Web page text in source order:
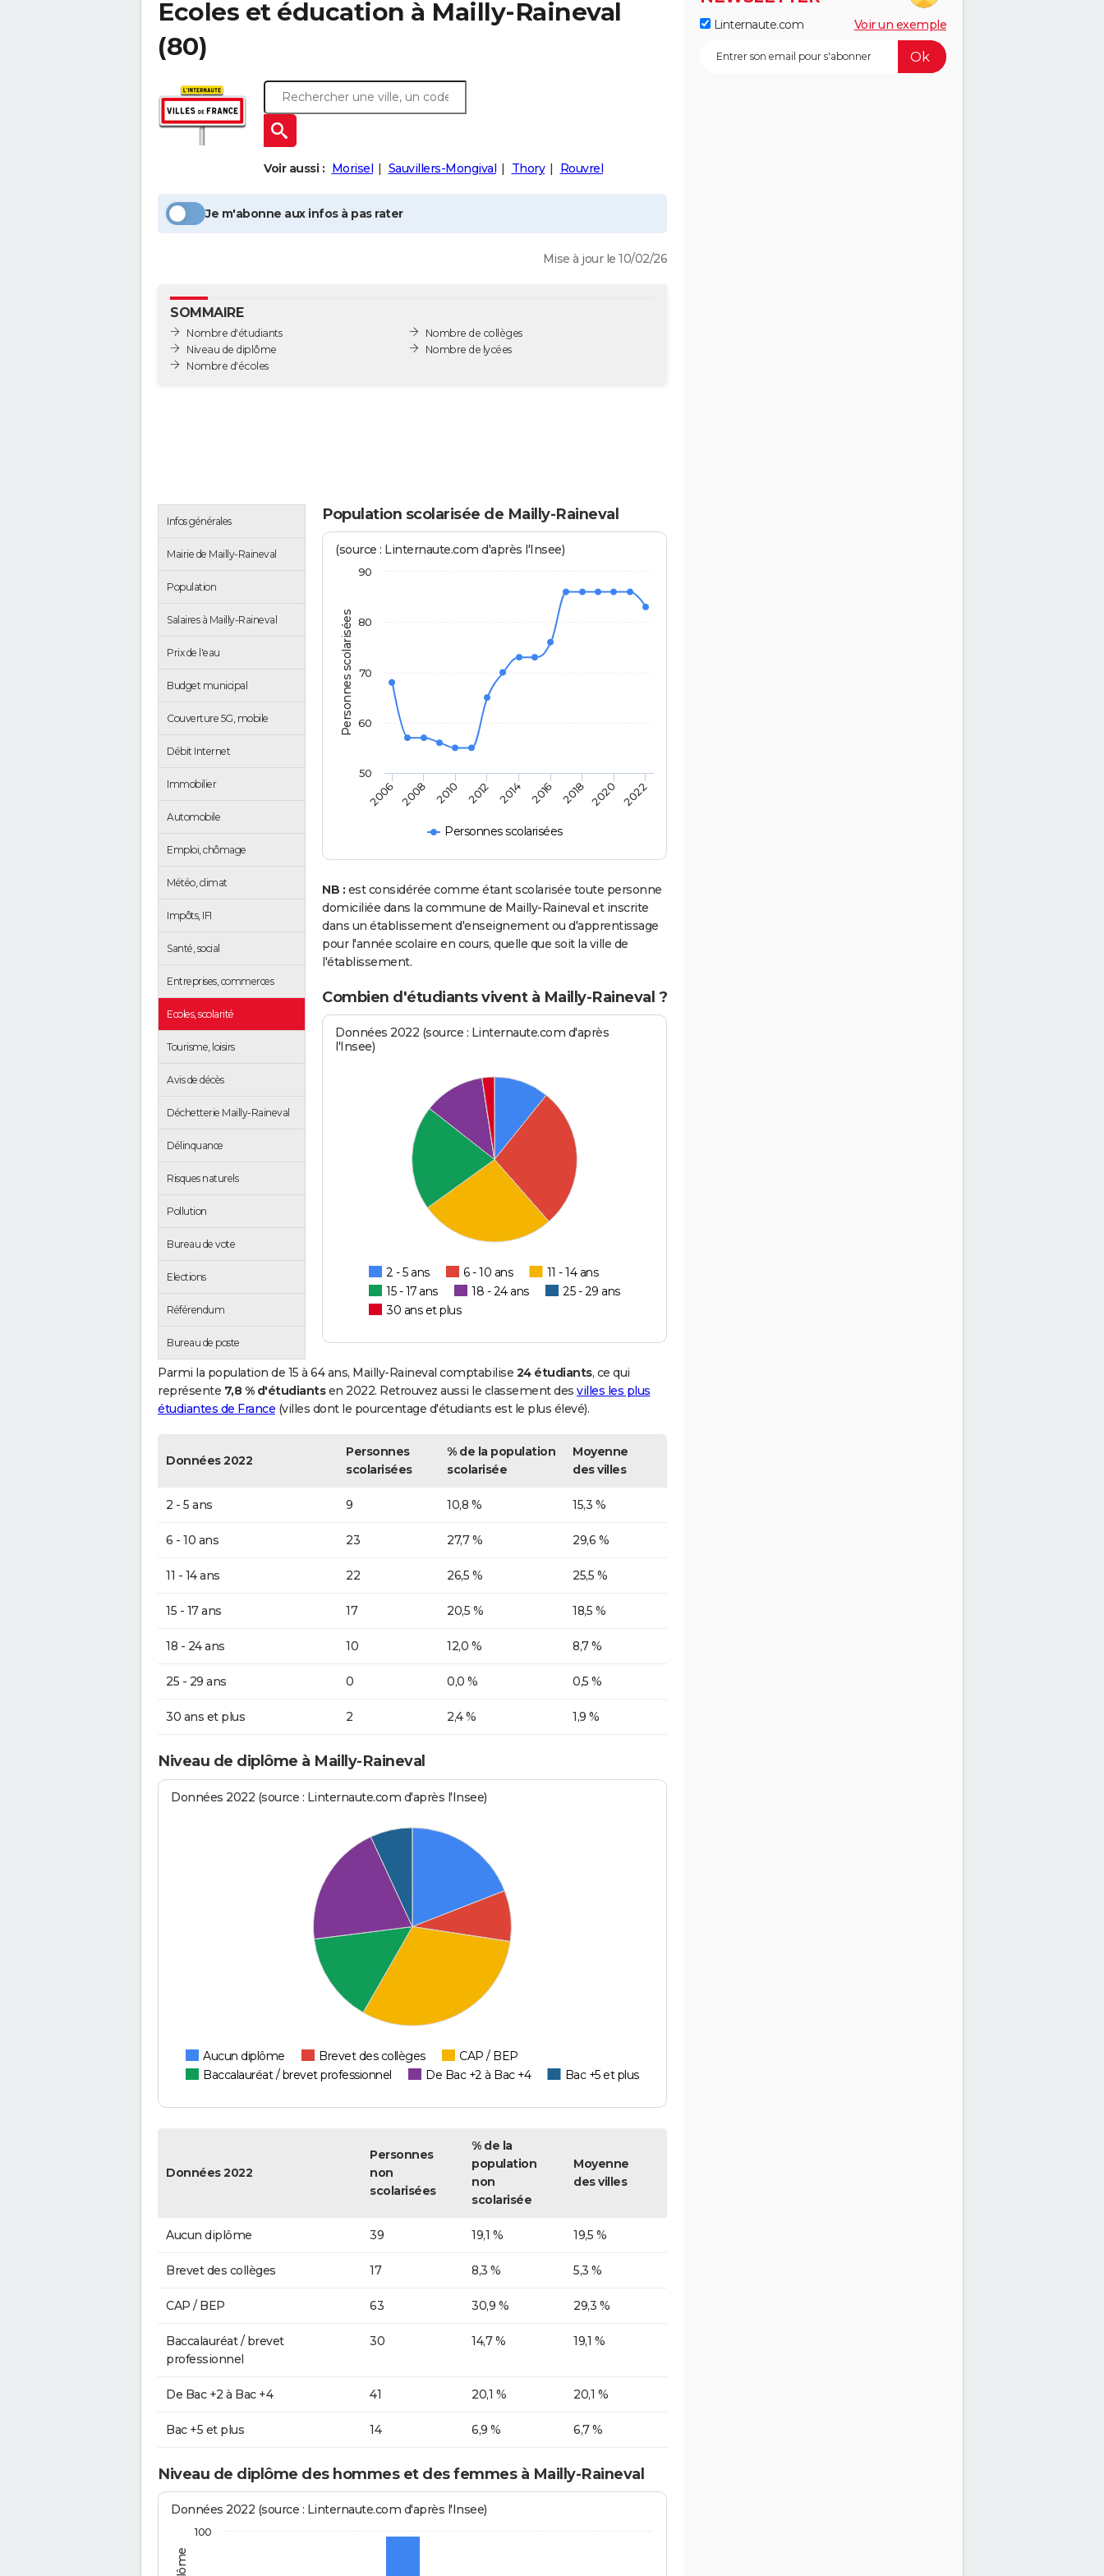
Ecoles et éducation à Mailly-Raineval
(80)
Voir aussi : Morisel Sauvillers-Mongival Thory Rouvrel
Je m'abonne aux infos à pas rater
Mise à jour le 10/02/26
SOMMAIRE
Nombre d'étudiants
Niveau de diplôme
Nombre d'écoles
Nombre de collèges
Nombre de lycées
Infos générales
Mairie de Mailly-Raineval
Population
Salaires à Mailly-Raineval
Prix de l'eau
Budget municipal
Couverture 5G, mobile
Débit Internet
Immobilier
Automobile
Emploi, chômage
Météo, climat
Impôts, IFI
Santé, social
Entreprises, commerces
Ecoles, scolarité
Tourisme, loisirs
Avis de décès
Déchetterie Mailly-Raineval
Délinquance
Risques naturels
Pollution
Bureau de vote
Elections
Référendum
Bureau de poste
Population scolarisée de Mailly-Raineval
Personnes scolarisées
(source : Linternaute.com d'après l'Insee)
Personnes scolarisées
2006 2008 2010 2012 2014 2016 2018 2020 2022
50
60
70
80
90
NB : est considérée comme étant scolarisée toute personne
domiciliée dans la commune de Mailly-Raineval et inscrite
dans un établissement d'enseignement ou d'apprentissage
pour l'année scolaire en cours, quelle que soit la ville de
l'établissement.
Combien d'étudiants vivent à Mailly-Raineval ?
Données 2022 (source : Linternaute.com d'après
l'Insee)
2 - 5 ans 6 - 10 ans
11 - 14 ans
15 - 17 ans
18 - 24 ans
25 - 29 ans
30 ans et plus
Parmi la population de 15 à 64 ans, Mailly-Raineval comptabilise 24 étudiants, ce qui
représente 7,8 % d'étudiantsen 2022. Retrouvez aussi le classement des villes les plus
étudiantes de France (villes dont le pourcentage d'étudiants est le plus élevé).
Données 2022
Personnes
scolarisées
% de la population
scolarisée
Moyenne
des villes
2 - 5 ans 9 10,8 % 15,3 %
6 - 10 ans 23 27,7 % 29,6 %
11 - 14 ans 22 26,5 % 25,5 %
15 - 17 ans 17 20,5 % 18,5 %
18 - 24 ans 10 12,0 % 8,7 %
25 - 29 ans 0 0,0 % 0,5 %
30 ans et plus 2 2,4 % 1,9 %
Niveau de diplôme à Mailly-Raineval
Données 2022 (source : Linternaute.com d'après l'Insee)
Aucun diplôme Brevet des collèges
CAP / BEP
Baccalauréat / brevet professionnel
De Bac +2 à Bac +4 Bac +5 et plus
Données 2022
Personnes
non
scolarisées
% de la
population
non
scolarisée
Moyenne
des villes
Aucun diplôme 39 19,1 % 19,5 %
Brevet des collèges 17 8,3 % 5,3 %
CAP / BEP 63 30,9 % 29,3 %
Baccalauréat / brevet
professionnel
30 14,7 % 19,1 %
De Bac +2 à Bac +4 41 20,1 % 20,1 %
Bac +5 et plus 14 6,9 % 6,7 %
Niveau de diplôme des hommes et des femmes à Mailly-Raineval
Données 2022 (source : Linternaute.com d'après l'Insee)
100
Linternaute.com Voir un exemple